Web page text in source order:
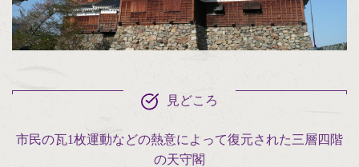
見どころ
市民の瓦1枚運動などの熱意によって復元された三層四階
の天守閣